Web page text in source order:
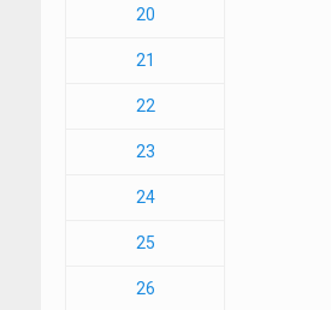
20
21
22
23
24
25
26